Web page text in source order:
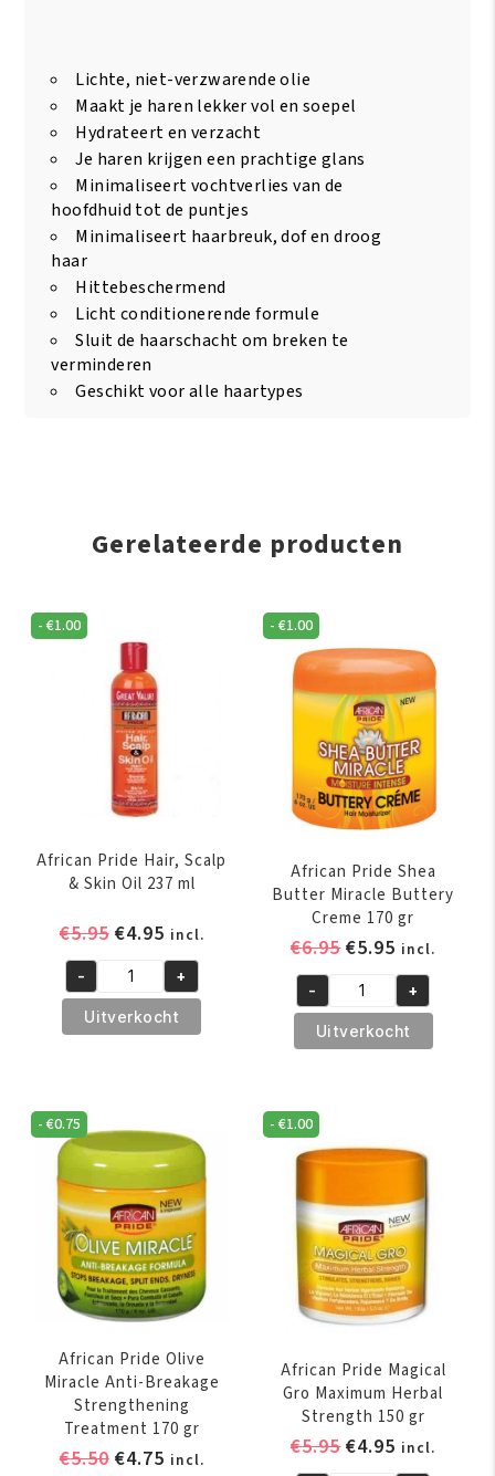
Lichte, niet-verzwarende olie
Maakt je haren lekker vol en soepel
Hydrateert en verzacht
Je haren krijgen een prachtige glans
Minimaliseert vochtverlies van de
hoofdhuid tot de puntjes
Minimaliseert haarbreuk, dof en droog
haar
Hittebeschermend
Licht conditionerende formule
Sluit de haarschacht om breken te
verminderen
Geschikt voor alle haartypes
Gerelateerde producten
-€1.00
African Pride Hair, Scalp
& Skin Oil 237 ml
€5.95 Oorspronkelijke
was:
€5.95.
€4.95Huidige
prijs
is:
€4.95.
incl.
African
Pride
Hair,
Skin
Oil
ml
aantal
- +
Uitverkocht
-€1.00
African Pride Shea
Butter Miracle Buttery
Creme 170 gr
€6.95
was:
€6.95.
€5.95 Huidige
prijs
is:
€5.95.
incl.
African
Pride
Shea
Miracle
Buttery
Creme
gr
aantal
- +
Uitverkocht
-€0.75
African Pride Olive
Miracle Anti-Breakage
Strengthening
Treatment 170 gr
€5.50 Oorspronkelijke
€4.75Huidige
incl.
-€1.00
African Pride Magical
Gro Maximum Herbal
Strength 150 gr
€5.95 €4.95 Huidige
incl.